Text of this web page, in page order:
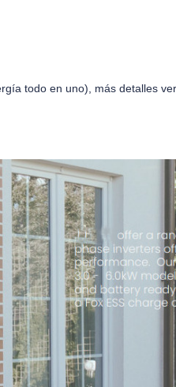
todo en uno), más detalles